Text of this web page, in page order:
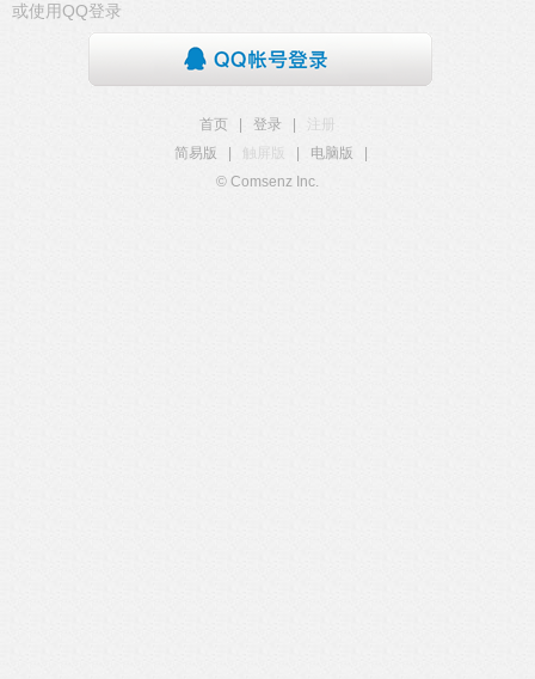
或使用QQ登录
首页 登录
注册
简易版
触屏版 电脑版
© Comsenz Inc.